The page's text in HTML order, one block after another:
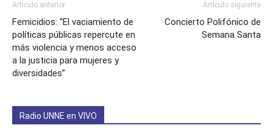
Artículo anterior
Femicidios: “El vaciamiento de
políticas públicas repercute en
más violencia y menos acceso
a la justicia para mujeres y
diversidades”
Artículo siguiente
Concierto Polifónico de
Semana Santa
Radio UNNE en VIVO